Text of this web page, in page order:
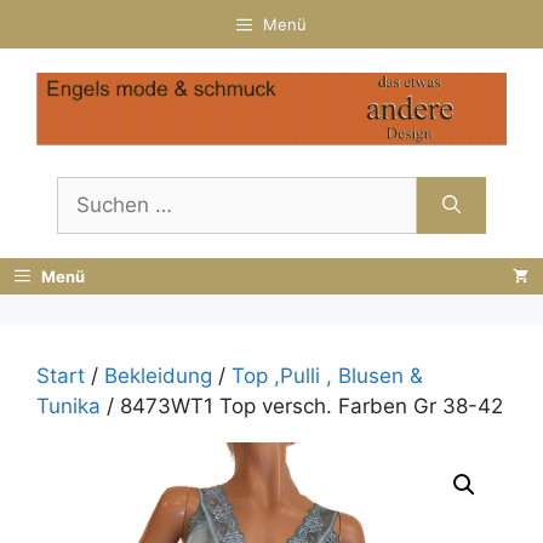
Inhalt
springen
Menü
nach:
Menü
Start / Bekleidung / Top ,Pulli , Blusen &
Tunika / 8473WT1 Top versch. Farben Gr 38-42